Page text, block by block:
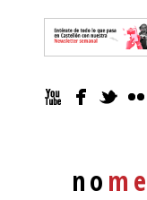
nome